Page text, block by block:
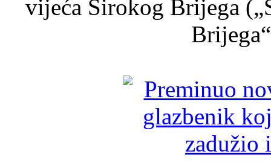
vijeća Širokog Brijega